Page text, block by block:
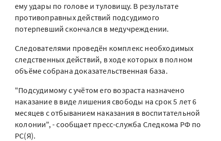
ему удары по голове и туловищу. В результате
противоправных действий подсудимого
потерпевший скончался в медучреждении.
Cледователями проведён комплекс необходимых
следственных действий, в ходе которых в полном
объёме собрана доказательственная база.
"Подсудимому с учётом его возраста назначено
наказание в виде лишения свободы на срок 5 лет 6
месяцев с отбыванием наказания в воспитательной
колонии", - сообщает пресс-служба Следкома РФ по
РС(Я).